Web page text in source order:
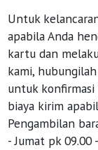
Untuk
apabila Anda
kartu dan
kami,
untuk konfirmasi
biaya kirim
Pengambilan
- Jumat pk 09.00